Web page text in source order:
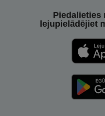
Piedalieties
lejupielādējiet